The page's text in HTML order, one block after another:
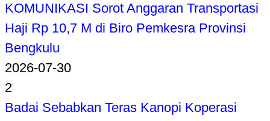
KOMUNIKASI Sorot Anggaran Transportasi
Haji Rp 10,7 M di Biro Pemkesra Provinsi
Bengkulu
2026-07-30
2
Badai Sebabkan Teras Kanopi Koperasi